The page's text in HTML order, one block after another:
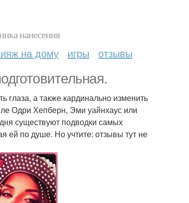
нанесения
на дому игры отзывы
глаза, а также кардинально изменить
Одри Хепберн, Эми уайнхаус или
существуют подводки самых
ей по душе. Но учтите: отзывы тут не